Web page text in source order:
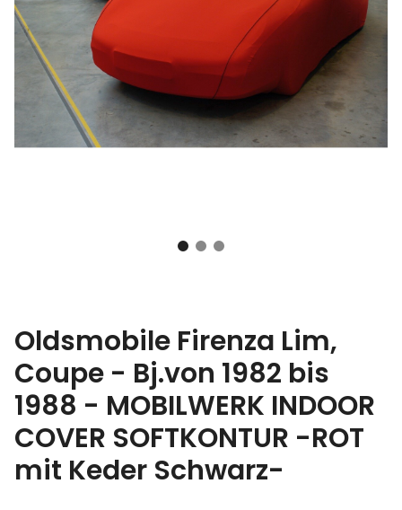
Oldsmobile Firenza Lim,
Coupe - Bj.von 1982 bis
1988 - MOBILWERK INDOOR
COVER SOFTKONTUR -ROT
mit Keder Schwarz-